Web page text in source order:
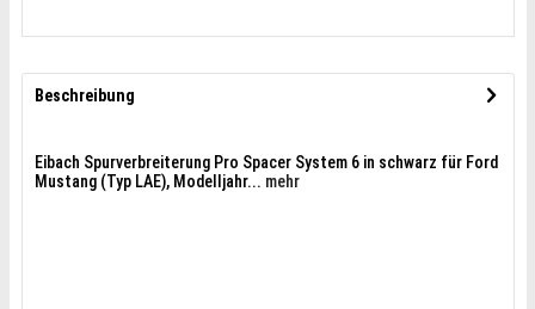
Beschreibung
Eibach Spurverbreiterung Pro Spacer System 6 in schwarz für Ford
Mustang (Typ LAE), Modelljahr... mehr